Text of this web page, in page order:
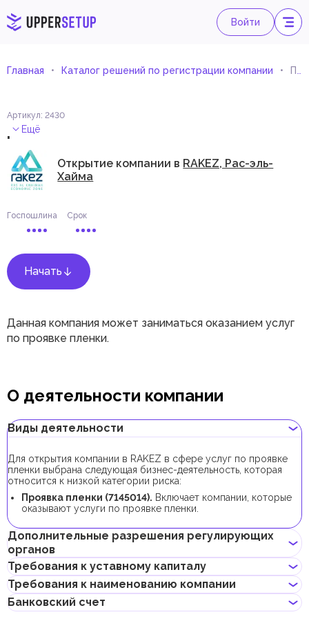
Войти
Главная Каталог решений по регистрации компании Проявка пленки
Артикул: 2430
. Ещё
Открытие компании в RAKEZ, Рас-эль-
Хайма
Госпошлина Срок
Начать
Данная компания может заниматься оказанием услуг
по проявке пленки.
О деятельности компании
Виды деятельности
Для открытия компании в RAKEZ в сфере услуг по проявке
пленки выбрана следующая бизнес-деятельность, которая
относится к низкой категории риска:
Проявка пленки (7145014). Включает компании, которые
оказывают услуги по проявке пленки.
Дополнительные разрешения регулирующих
органов
В рамках процедуры регистрации компании с данной бизнес-
деятельностью не требуется получения дополнительных
разрешений.
Если для компании планируется арендовать склад или землю,
Требования к уставному капиталу
Требование к минимальному уставному капиталу для
компаний RAKEZ с данной бизнес-деятельностью составляет
Требования к наименованию компании
Может содержать имя учредителя
Банковский счет